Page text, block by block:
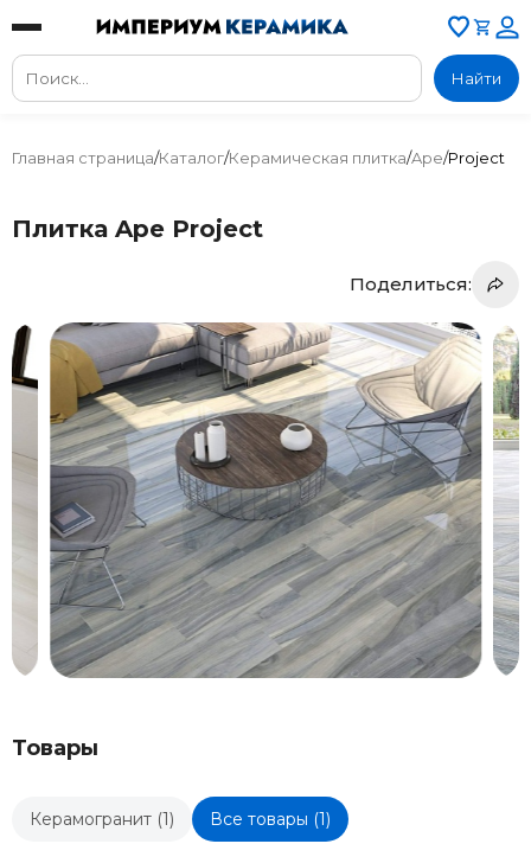
Найти
Главная страница/Каталог/Керамическая плитка/Ape/Project
Плитка Ape Project
Поделиться:
Товары
Керамогранит (1) Все товары (1)